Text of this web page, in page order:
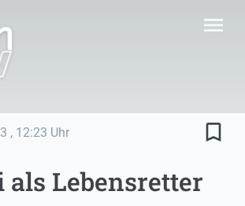
menu
, 12:23 Uhr bookmark_border
als Lebensretter